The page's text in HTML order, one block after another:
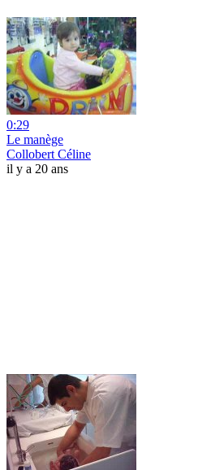
0:29
Le manège
Collobert Céline
il y a 20 ans